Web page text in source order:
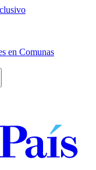
en Comunas